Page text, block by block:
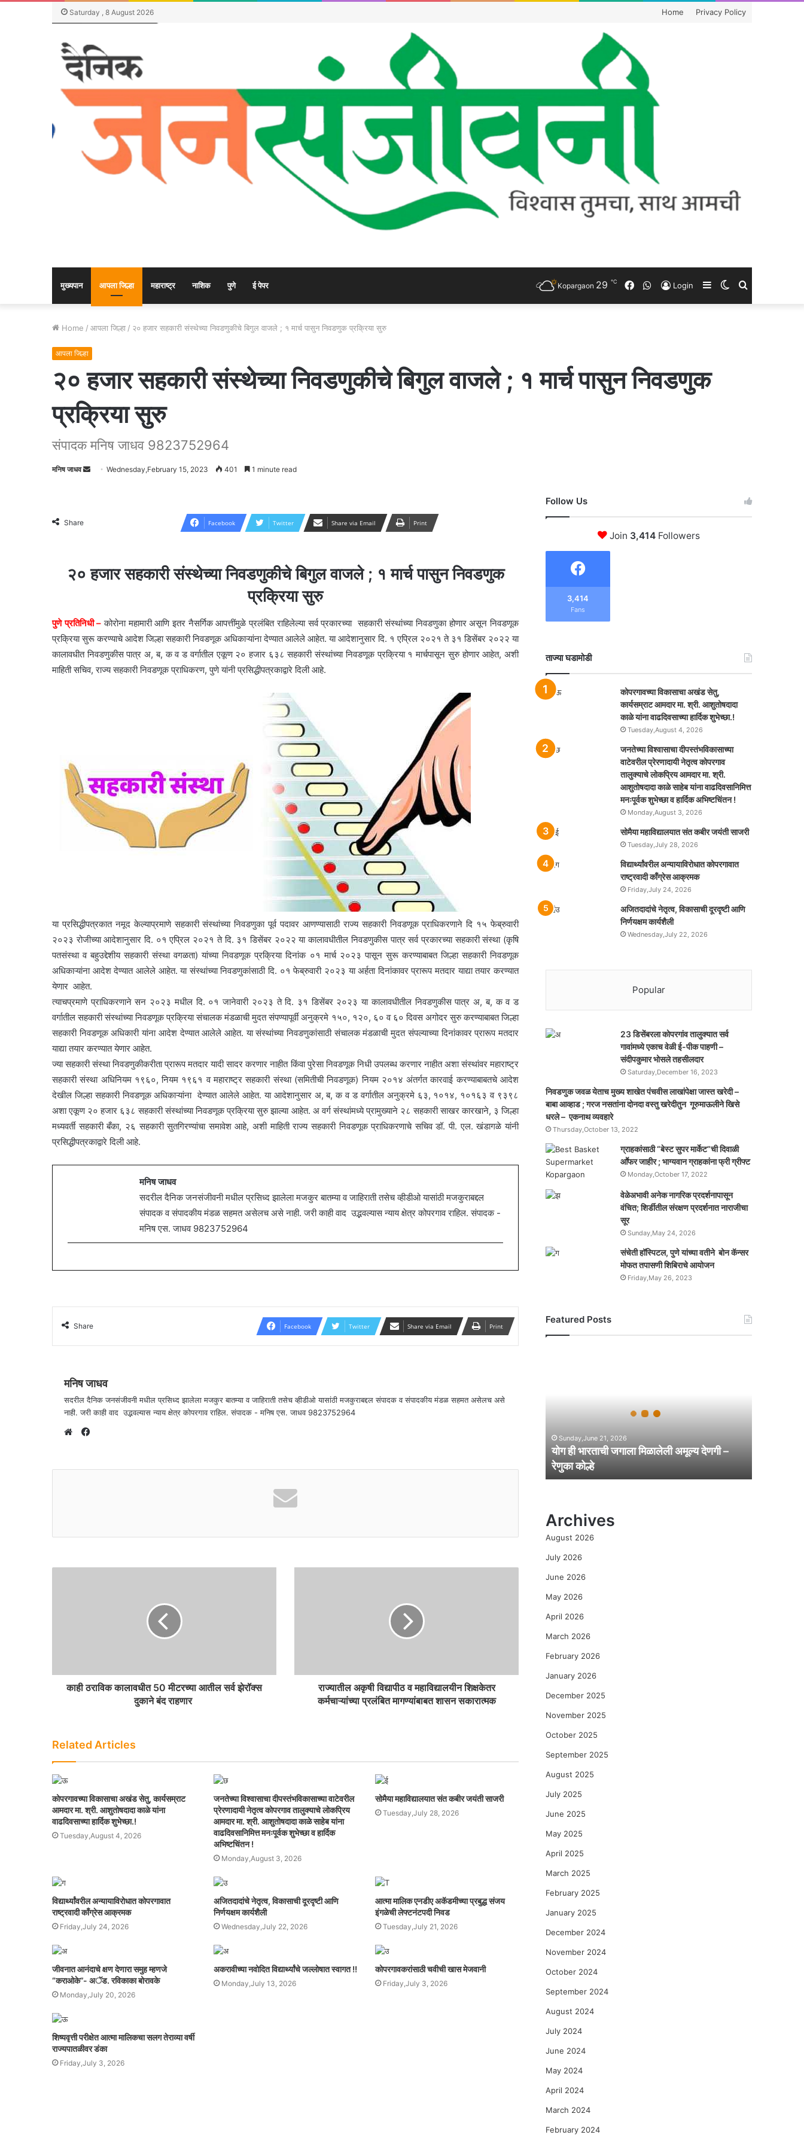
Saturday , 8 August 2026 Home Privacy Policy
मुख्यपान आपला जिल्हा महाराष्ट्र नाशिक पुणे ई पेपर Search
Switch
Sidebar
Login
WhatsApp
Facebook
Kopargaon 29 ℃
Home / आपला जिल्हा / २० हजार सहकारी संस्थेच्या निवडणुकीचे बिगुल वाजले ; १ मार्च पासुन निवडणुक प्रक्रिया सुरु
आपला जिल्हा
२० हजार सहकारी संस्थेच्या निवडणुकीचे बिगुल वाजले ; १ मार्च पासुन निवडणुक
प्रक्रिया सुरु
संपादक मनिष जाधव 9823752964
मनिष जाधव
SendWednesday,February 15, 2023 401 1 minute read
Share Facebook Twitter Share via Email Print
२० हजार सहकारी संस्थेच्या निवडणुकीचे बिगुल वाजले ; १ मार्च पासुन निवडणुक
प्रक्रिया सुरु
पुणे प्रतिनिधी – कोरोना महामारी आणि इतर नैसर्गिक आपत्तींमुळे प्रलंबित राहिलेल्या सर्व प्रकारच्या सहकारी संस्थांच्या निवडणुका होणार असून निवडणूक
प्रक्रिया सुरू करण्याचे आदेश जिल्हा सहकारी निवडणूक अधिकाऱ्यांना देण्यात आलेले आहेत. या आदेशानुसार दि. १ एप्रिल २०२१ ते ३१ डिसेंबर २०२२ या
कालावधीत निवडणुकीस पात्र अ, ब, क व ड वर्गातील एकूण २० हजार ६३८ सहकारी संस्थांच्या निवडणूक प्रक्रिया १ मार्चपासून सुरु होणार आहेत, अशी
माहिती सचिव, राज्य सहकारी निवडणूक प्राधिकरण, पुणे यांनी प्रसिद्धीपत्रकाद्वारे दिली आहे.
या प्रसिद्धीपत्रकात नमूद केल्याप्रमाणे सहकारी संस्थांच्या निवडणुका पूर्व पदावर आणण्यासाठी राज्य सहकारी निवडणूक प्राधिकरणाने दि १५ फेब्रुवारी
२०२३ रोजीच्या आदेशानुसार दि. ०१ एप्रिल २०२१ ते दि. ३१ डिसेंबर २०२२ या कालावधीतील निवडणुकीस पात्र सर्व प्रकारच्या सहकारी संस्था (कृषि
पतसंस्था व बहुउद्देशीय सहकारी संस्था वगळता) यांच्या निवडणूक प्रक्रिया दिनांक ०१ मार्च २०२३ पासून सुरू करण्याबाबत जिल्हा सहकारी निवडणूक
अधिकाऱ्यांना आदेश देण्यात आलेले आहेत. या संस्थांच्या निवडणुकांसाठी दि. ०१ फेब्रुवारी २०२३ या अर्हता दिनांकावर प्रारूप मतदार याद्या तयार करण्यात
येणार आहेत.
त्याचप्रमाणे प्राधिकरणाने सन २०२३ मधील दि. ०१ जानेवारी २०२३ ते दि. ३१ डिसेंबर २०२३ या कालावधीतील निवडणुकीस पात्र अ, ब, क व ड
वर्गातील सहकारी संस्थांच्या निवडणूक प्रक्रिया संचालक मंडळाची मुदत संपण्यापूर्वी अनुक्रमे १५०, १२०, ६० व ६० दिवस अगोदर सुरु करण्याबाबत जिल्हा
सहकारी निवडणूक अधिकारी यांना आदेश देण्यात आलेले आहेत. या संस्थांच्या निवडणुकांसाठी संचालक मंडळाची मुदत संपल्याच्या दिनांकावर प्रारूप मतदार
याद्या तयार करण्यात येणार आहेत.
ज्या सहकारी संस्था निवडणुकीकरीता प्रारूप मतदार यादी सादर करणार नाहीत किंवा पुरेसा निवडणूक निधी उपलब्ध करणार नाहीत अशा संस्थांवर महाराष्ट्र
सहकारी संस्था अधिनियम १९६०, नियम १९६१ व महाराष्ट्र सहकारी संस्था (समितीची निवडणूक) नियम २०१४ अंतर्गत कारवाई करण्याबाबतचे आदेश
देखील जिल्हा सहकारी निवडणूक अधिकाऱ्यांना देण्यात आलेले आहेत. या आदेशानुसार अ, ब, क व ड वर्गातील अनुक्रमे ६३, १०१४, १०१६३ व ९३९८
अशा एकूण २० हजार ६३८ सहकारी संस्थांच्या निवडणूक प्रक्रिया सुरु झाल्या आहेत. अ वर्ग संस्थांमध्ये प्रामुख्याने २८ सहकारी साखर कारखाने, ३ जिल्हा
मध्यवर्ती सहकारी बँका, २६ सहकारी सुतगिरण्यांचा समावेश आहे, अशी माहिती राज्य सहकारी निवडणूक प्राधिकरणाचे सचिव डॉ. पी. एल. खंडागळे यांनी
प्रसिद्धीपत्रकाद्वारे दिली आहे.
मनिष जाधव
सदरील दैनिक जनसंजीवनी मधील प्रसिध्द झालेला मजकुर बातम्या व जाहिराती तसेच व्हीडीओ यासांठी मजकुराबद्दल
संपादक व संपादकीय मंडळ सहमत असेलच असे नाही. जरी काही वाद उद्भवल्यास न्याय क्षेत्र कोपरगाव राहिल. संपादक -
मनिष एस. जाधव 9823752964
Share Facebook Twitter Share via Email Print
मनिष जाधव
सदरील दैनिक जनसंजीवनी मधील प्रसिध्द झालेला मजकुर बातम्या व जाहिराती तसेच व्हीडीओ यासांठी मजकुराबद्दल संपादक व संपादकीय मंडळ सहमत असेलच असे
नाही. जरी काही वाद उद्भवल्यास न्याय क्षेत्र कोपरगाव राहिल. संपादक - मनिष एस. जाधव 9823752964
काही ठराविक कालावधीत 50 मीटरच्या आतील सर्व झेरॉक्स
दुकाने बंद राहणार
राज्यातील अकृषी विद्यापीठ व महाविद्यालयीन शिक्षकेतर
कर्मचाऱ्यांच्या प्रलंबित मागण्यांबाबत शासन सकारात्मक
Related Articles
कोपरगावच्या विकासाचा अखंड सेतु, कार्यसम्राट
आमदार मा. श्री. आशुतोषदादा काळे यांना
वाढदिवसाच्या हार्दिक शुभेच्छा.!
Tuesday,August 4, 2026
जनतेच्या विश्वासाचा दीपस्तंभविकासाच्या वाटेवरील
प्रेरणादायी नेतृत्व कोपरगाव तालुक्याचे लोकप्रिय
आमदार मा. श्री. आशुतोषदादा काळे साहेब यांना
वाढदिवसानिमित्त मनःपूर्वक शुभेच्छा व हार्दिक
अभिष्टचिंतन !
Monday,August 3, 2026
सोमैया महाविद्यालयात संत कबीर जयंती साजरी
Tuesday,July 28, 2026
विद्यार्थ्यांवरील अन्यायाविरोधात कोपरगावात
राष्ट्रवादी काँग्रेस आक्रमक
Friday,July 24, 2026
अजितदादांचे नेतृत्व, विकासाची दूरदृष्टी आणि
निर्णयक्षम कार्यशैली
Wednesday,July 22, 2026
आत्मा मालिक एनडीए अकॅडमीच्या प्रबुद्ध संजय
इंगळेची लेफ्टनंटपदी निवड
Tuesday,July 21, 2026
जीवनात आनंदाचे क्षण देणारा समुह म्हणजे
“कराओके”- अॅड. रविकाका बोरावके
Monday,July 20, 2026
अकरावीच्या नवोदित विद्यार्थ्यांचे जल्लोषात स्वागत !!
Monday,July 13, 2026
कोपरगावकरांसाठी चवीची खास मेजवानी
Friday,July 3, 2026
शिष्यवृत्ती परीक्षेत आत्मा मालिकचा सलग तेराव्या वर्षी
राज्यपातळीवर डंका
Friday,July 3, 2026
Follow Us
Join 3,414 Followers
3,414
Fans
ताज्या घडामोडी
कोपरगावच्या विकासाचा अखंड सेतु,
कार्यसम्राट आमदार मा. श्री. आशुतोषदादा
काळे यांना वाढदिवसाच्या हार्दिक शुभेच्छा.!
Tuesday,August 4, 2026
जनतेच्या विश्वासाचा दीपस्तंभविकासाच्या
वाटेवरील प्रेरणादायी नेतृत्व कोपरगाव
तालुक्याचे लोकप्रिय आमदार मा. श्री.
आशुतोषदादा काळे साहेब यांना वाढदिवसानिमित्त
मनःपूर्वक शुभेच्छा व हार्दिक अभिष्टचिंतन !
Monday,August 3, 2026
सोमैया महाविद्यालयात संत कबीर जयंती साजरी
Tuesday,July 28, 2026
विद्यार्थ्यांवरील अन्यायाविरोधात कोपरगावात
राष्ट्रवादी काँग्रेस आक्रमक
Friday,July 24, 2026
अजितदादांचे नेतृत्व, विकासाची दूरदृष्टी आणि
निर्णयक्षम कार्यशैली
Wednesday,July 22, 2026
Popular
23 डिसेंबरला कोपरगांव तालुक्‍यात सर्व
गावांमध्ये एकाच वेळी ई-पीक पाहणी –
संदीपकुमार भोसले तहसीलदार
Saturday,December 16, 2023
निवडणुक जवळ येताच मुख्य शाखेत पंचवीस लाखांपेक्षा जास्त खरेदी –
बाबा आव्हाड ; गरज नसतांना दोनदा वस्तु खरेदीतुन गूरुमाऊलीने खिसे
धरले – एकनाथ व्यवहारे
Thursday,October 13, 2022
ग्राहकांसाठी “बेस्ट सुपर मार्केट”ची दिवाळी
आॕफर जाहीर ; भाग्यवान ग्राहकांना फ्री ग्रीफ्ट
Monday,October 17, 2022
वेळेअभावी अनेक नागरिक प्रदर्शनापासून
वंचित; शिर्डीतील संरक्षण प्रदर्शनात नाराजीचा
सूर
Sunday,May 24, 2026
संचेती हॉस्पिटल, पुणे यांच्या वतीने बोन कॅन्सर
मोफत तपासणी शिबिराचे आयोजन
Friday,May 26, 2023
Featured Posts
गा
ला
मि
ली
मू
ल्य
ण
गी
रे
को
Sunday,June 21, 2026
योग ही भारताची जगाला मिळालेली अमूल्य देणगी –
रेणुका कोल्हे
Archives
August 2026
July 2026
June 2026
May 2026
April 2026
March 2026
February 2026
January 2026
December 2025
November 2025
October 2025
September 2025
August 2025
July 2025
June 2025
May 2025
April 2025
March 2025
February 2025
January 2025
December 2024
November 2024
October 2024
September 2024
August 2024
July 2024
June 2024
May 2024
April 2024
March 2024
February 2024